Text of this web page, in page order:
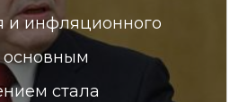
и инфляционного
основным
стала